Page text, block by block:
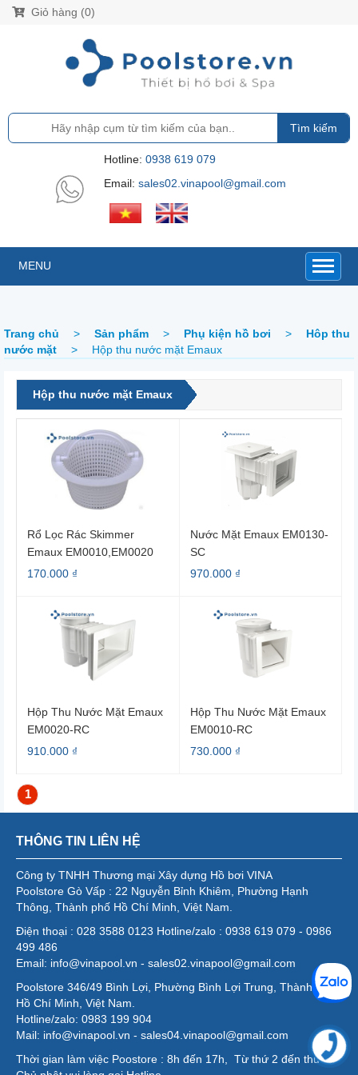
Giỏ hàng (0)
Tìm kiếm
Hotline: 0938 619 079
Email: sales02.vinapool@gmail.com
MENU
Trang chủ > Sản phẩm > Phụ kiện hồ bơi >
Hôp thu
nước mặt
> Hộp thu nước mặt Emaux
Hộp thu nước mặt Emaux
Rổ Lọc Rác Skimmer
Emaux EM0010,EM0020
89150101
170.000 ₫
Nước Mặt Emaux EM0130-
SC
970.000 ₫
Hộp Thu Nước Mặt Emaux
EM0020-RC
910.000 ₫
Hộp Thu Nước Mặt Emaux
EM0010-RC
730.000 ₫
1
THÔNG TIN LIÊN HỆ
Công ty TNHH Thương mại Xây dựng Hồ bơi VINA
Poolstore Gò Vấp : 22 Nguyễn Bỉnh Khiêm, Phường Hạnh
Thông, Thành phố Hồ Chí Minh, Việt Nam.
Điện thoại : 028 3588 0123 Hotline/zalo : 0938 619 079 - 0986
499 486
Email: info@vinapool.vn - sales02.vinapool@gmail.com
Poolstore 346/49 Bình Lợi, Phường Bình Lợi Trung, Thành phố
Hồ Chí Minh, Việt Nam.
Hotline/zalo: 0983 199 904
Mail: info@vinapool.vn - sales04.vinapool@gmail.com
Thời gian làm việc Poostore : 8h đến 17h, Từ thứ 2 đến thứ 7,